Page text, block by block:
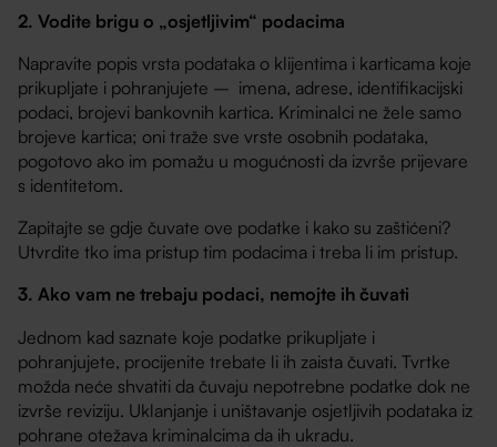
2. Vodite brigu o „osjetljivim“ podacima
Napravite popis vrsta podataka o klijentima i karticama koje
prikupljate i pohranjujete – imena, adrese, identifikacijski
podaci, brojevi bankovnih kartica. Kriminalci ne žele samo
brojeve kartica; oni traže sve vrste osobnih podataka,
pogotovo ako im pomažu u mogućnosti da izvrše prijevare
s identitetom.
Zapitajte se gdje čuvate ove podatke i kako su zaštićeni?
Utvrdite tko ima pristup tim podacima i treba li im pristup.
3. Ako vam ne trebaju podaci, nemojte ih čuvati
Jednom kad saznate koje podatke prikupljate i
pohranjujete, procijenite trebate li ih zaista čuvati. Tvrtke
možda neće shvatiti da čuvaju nepotrebne podatke dok ne
izvrše reviziju. Uklanjanje i uništavanje osjetljivih podataka iz
pohrane otežava kriminalcima da ih ukradu.